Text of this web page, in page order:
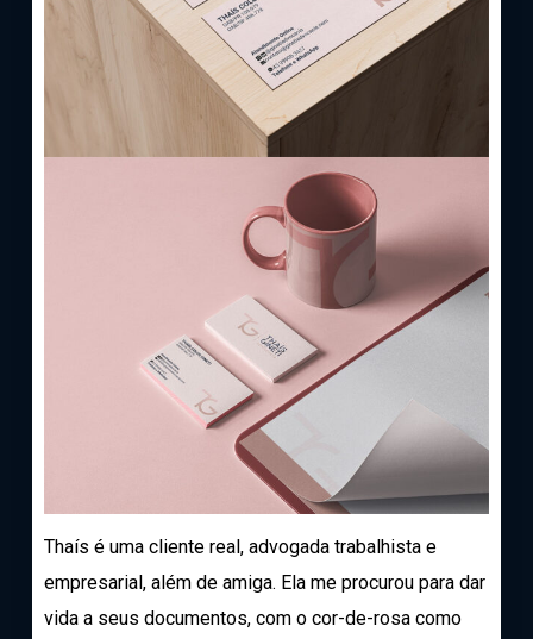
Thaís é uma cliente real, advogada trabalhista e
empresarial, além de amiga. Ela me procurou para dar
vida a seus documentos, com o cor-de-rosa como